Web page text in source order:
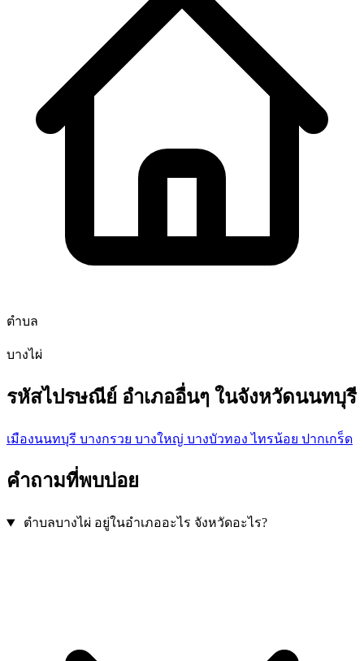
ตำบล
บางไผ่
รหัสไปรษณีย์ อำเภออื่นๆ ในจังหวัดนนทบุรี
เมืองนนทบุรี บางกรวย บางใหญ่ บางบัวทองไทรน้อย ปากเกร็ด
คำถามที่พบบ่อย
ตำบลบางไผ่ อยู่ในอำเภออะไร จังหวัดอะไร?